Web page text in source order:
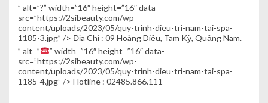
” alt=”?” width=”16″ height=”16″ data-
src=”https://2sibeauty.com/wp-
content/uploads/2023/05/quy-trinh-dieu-tri-nam-tai-spa-
1185-3.jpg” /> Địa Chỉ : 09 Hoàng Diệu, Tam Kỳ, Quảng Nam.
” alt=”
” width=”16″ height=”16″ data-
src=”https://2sibeauty.com/wp-
content/uploads/2023/05/quy-trinh-dieu-tri-nam-tai-spa-
1185-4.jpg” /> Hotline : 02485.866.111